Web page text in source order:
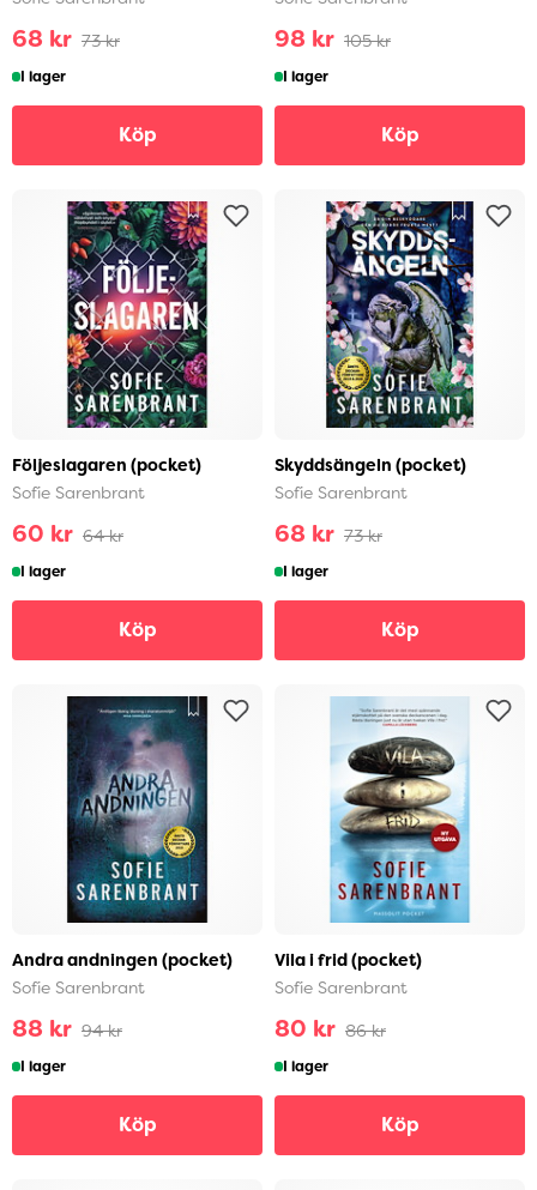
68 kr 73 kr
I lager
Köp
98 kr 105 kr
I lager
Köp
Följeslagaren (pocket)
Sofie Sarenbrant
60 kr 64 kr
I lager
Köp
Skyddsängeln (pocket)
Sofie Sarenbrant
68 kr 73 kr
I lager
Köp
Andra andningen (pocket)
Sofie Sarenbrant
88 kr 94 kr
I lager
Köp
Vila i frid (pocket)
Sofie Sarenbrant
80 kr 86 kr
I lager
Köp